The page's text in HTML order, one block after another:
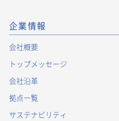
企業情報
会社概要
トップメッセージ
会社沿革
拠点一覧
サステナビリティ